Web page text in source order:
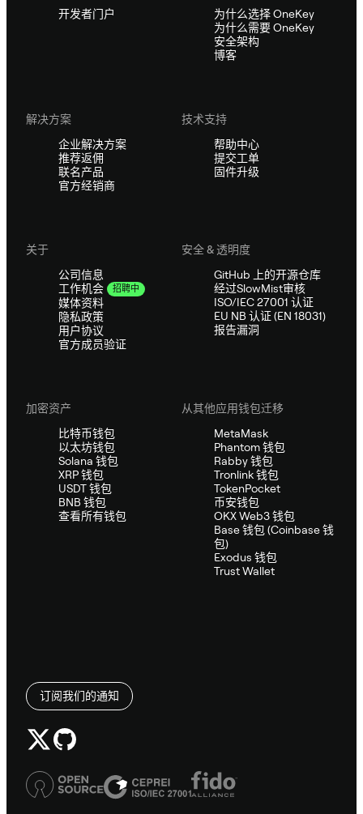
开发者门户
为什么选择 OneKey
为什么需要 OneKey
安全架构
博客
解决方案
企业解决方案
推荐返佣
联名产品
官方经销商
技术支持
帮助中心
提交工单
固件升级
关于
公司信息
工作机会
招聘中
媒体资料
隐私政策
用户协议
官方成员验证
安全 & 透明度
GitHub 上的开源仓库
经过SlowMist审核
ISO/IEC 27001 认证
EU NB 认证 (EN 18031)
报告漏洞
加密资产
比特币钱包
以太坊钱包
Solana 钱包
XRP 钱包
USDT 钱包
BNB 钱包
查看所有钱包
从其他应用钱包迁移
MetaMask
Phantom 钱包
Rabby 钱包
Tronlink 钱包
TokenPocket
币安钱包
OKX Web3 钱包
Base 钱包 (Coinbase 钱
包)
Exodus 钱包
Trust Wallet
订阅我们的通知